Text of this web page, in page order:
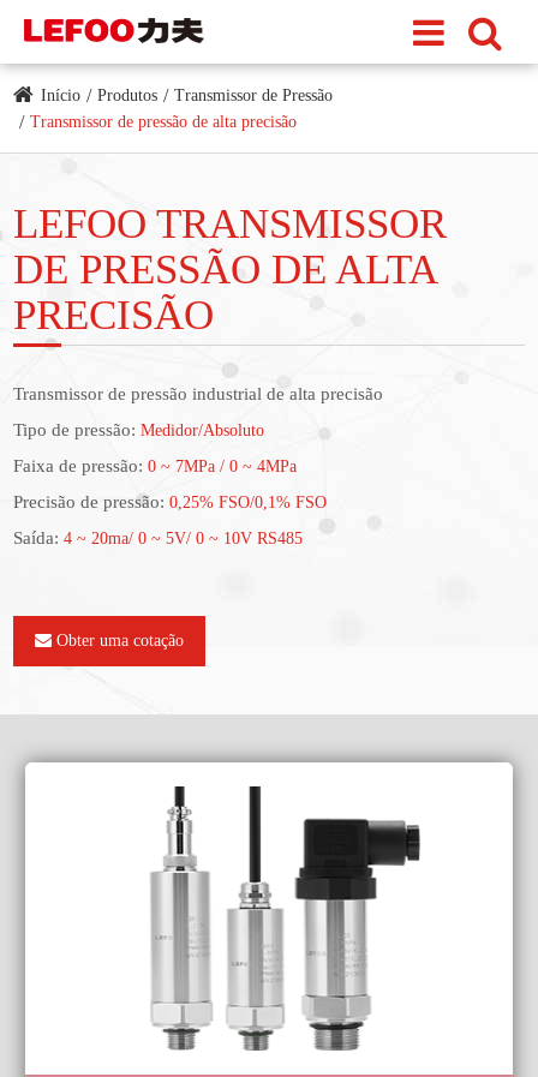
Início Produtos
Transmissor de Pressão
Transmissor de pressão de alta precisão
LEFOO TRANSMISSOR
DE PRESSÃO DE ALTA
PRECISÃO
Transmissor de pressão industrial de alta precisão
Tipo de pressão:Medidor/Absoluto
Faixa de pressão:0 ~ 7MPa / 0 ~ 4MPa
Precisão de pressão:0,25% FSO/0,1% FSO
Saída:4 ~ 20ma/ 0 ~ 5V/ 0 ~ 10V RS485
Obter uma cotação